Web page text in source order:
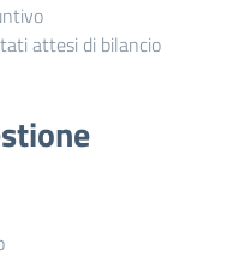
attesi di bilancio